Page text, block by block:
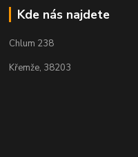
Kde nás najdete
Chlum 238
Křemže, 38203